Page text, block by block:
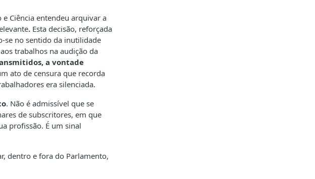
Ciência entendeu arquivar a
. Esta decisão, reforçada
se no sentido da inutilidade
trabalhos na audição da
a vontade
ato de censura que recorda
era silenciada.
. Não é admissível que se
de subscritores, em que
profissão. É um sinal
dentro e fora do Parlamento,